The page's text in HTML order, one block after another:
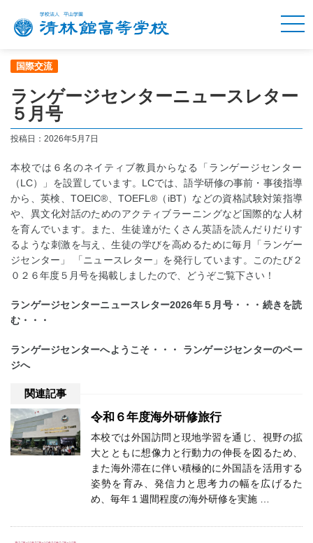
国際交流
ランゲージセンターニュースレター
５月号
投稿日： 2026年5月7日
本校では６名のネイティブ教員からなる「ランゲージセンター
（LC）」を設置しています。LCでは、語学研修の事前・事後指導
から、英検、TOEIC®、TOEFL®（iBT）などの資格試験対策指導
や、異文化対話のためのアクティブラーニングなど国際的な人材
を育んでいます。また、生徒達がたくさん英語を読んだりだりす
るような刺激を与え、生徒の学びを高めるために毎月「ランゲー
ジセンター」 「ニュースレター」を発行しています。このたび２
０２６年度５月号を掲載しましたので、どうぞご覧下さい！
ランゲージセンターニュースレター2026年５月号・・・ 続きを読
む ・・・
ランゲージセンターへようこそ・・・ ランゲージセンターのペー
ジへ
関連記事
令和６年度海外研修旅行
本校では外国訪問と現地学習を通じ、視野の拡
大とともに想像力と行動力の伸長を図るため、
また海外滞在に伴い積極的に外国語を活用する
姿勢を育み、発信力と思考力の幅を広げるた
め、毎年１週間程度の海外研修を実施 …